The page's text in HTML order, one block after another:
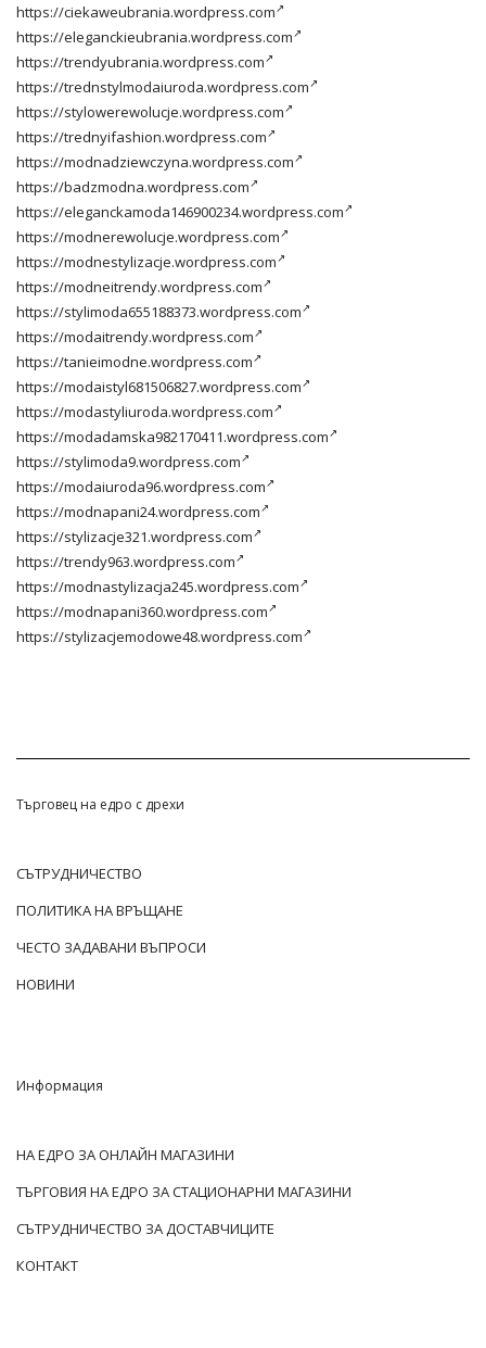
https://ciekaweubrania.wordpress.com
https://eleganckieubrania.wordpress.com
https://trendyubrania.wordpress.com
https://trednstylmodaiuroda.wordpress.com
https://stylowerewolucje.wordpress.com
https://trednyifashion.wordpress.com
https://modnadziewczyna.wordpress.com
https://badzmodna.wordpress.com
https://eleganckamoda146900234.wordpress.com
https://modnerewolucje.wordpress.com
https://modnestylizacje.wordpress.com
https://modneitrendy.wordpress.com
https://stylimoda655188373.wordpress.com
https://modaitrendy.wordpress.com
https://tanieimodne.wordpress.com
https://modaistyl681506827.wordpress.com
https://modastyliuroda.wordpress.com
https://modadamska982170411.wordpress.com
https://stylimoda9.wordpress.com
https://modaiuroda96.wordpress.com
https://modnapani24.wordpress.com
https://stylizacje321.wordpress.com
https://trendy963.wordpress.com
https://modnastylizacja245.wordpress.com
https://modnapani360.wordpress.com
https://stylizacjemodowe48.wordpress.com
Търговец на едро с дрехи
СЪТРУДНИЧЕСТВО
ПОЛИТИКА НА ВРЪЩАНЕ
ЧЕСТО ЗАДАВАНИ ВЪПРОСИ
НОВИНИ
Информация
НА ЕДРО ЗА ОНЛАЙН МАГАЗИНИ
ТЪРГОВИЯ НА ЕДРО ЗА СТАЦИОНАРНИ МАГАЗИНИ
СЪТРУДНИЧЕСТВО ЗА ДОСТАВЧИЦИТЕ
КОНТАКТ